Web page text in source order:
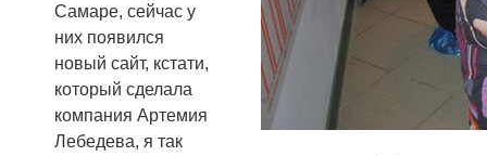
Самаре, сейчас у
них появился
новый сайт, кстати,
который сделала
компания Артемия
Лебедева, я так